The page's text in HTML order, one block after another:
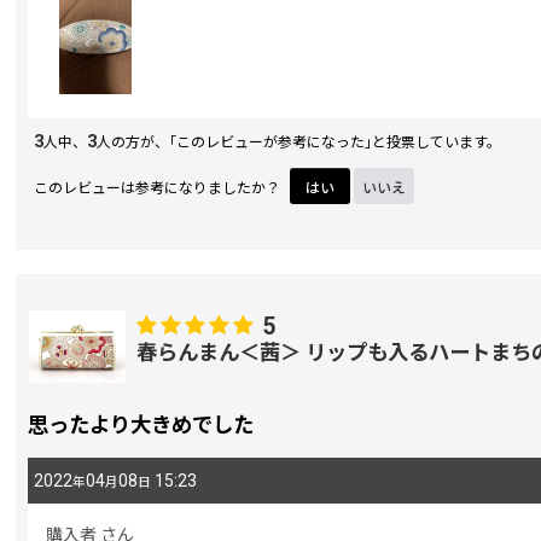
3人中、 3人の方が、｢このレビューが参考になった｣と投票しています。
このレビューは参考になりましたか？ はい いいえ
5
春らんまん＜茜＞ リップも入るハートまち
思ったより大きめでした
2022年04月 08 日 15:23
購入者 さん